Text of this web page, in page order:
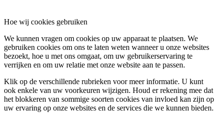
Hoe wij cookies gebruiken
We kunnen vragen om cookies op uw apparaat te plaatsen. We
gebruiken cookies om ons te laten weten wanneer u onze websites
bezoekt, hoe u met ons omgaat, om uw gebruikerservaring te
verrijken en om uw relatie met onze website aan te passen.
Klik op de verschillende rubrieken voor meer informatie. U kunt
ook enkele van uw voorkeuren wijzigen. Houd er rekening mee dat
het blokkeren van sommige soorten cookies van invloed kan zijn op
uw ervaring op onze websites en de services die we kunnen bieden.